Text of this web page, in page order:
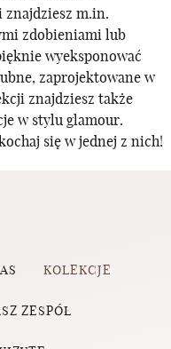
znajdziesz m.in.
zdobieniami lub
wyeksponować
zaprojektowane w
znajdziesz także
w stylu glamour.
się w jednej z nich!
KOLEKCJE
ZESPÓŁ